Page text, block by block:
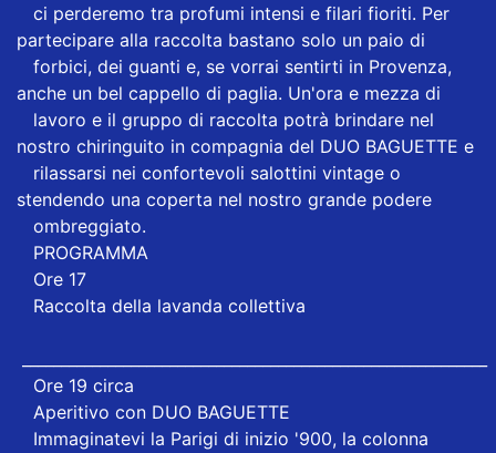
ci perderemo tra profumi intensi e filari fioriti. Per
partecipare alla raccolta bastano solo un paio di
forbici, dei guanti e, se vorrai sentirti in Provenza,
anche un bel cappello di paglia. Un'ora e mezza di
lavoro e il gruppo di raccolta potrà brindare nel
nostro chiringuito in compagnia del DUO BAGUETTE e
rilassarsi nei confortevoli salottini vintage o
stendendo una coperta nel nostro grande podere
ombreggiato.
PROGRAMMA
Ore 17
Raccolta della lavanda collettiva
Ore 19 circa
Aperitivo con DUO BAGUETTE
Immaginatevi la Parigi di inizio '900, la colonna